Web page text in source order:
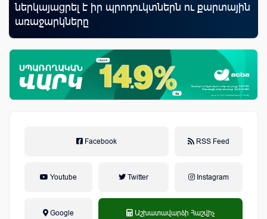
ներկայացրել է իր պրոդուկտներն ու քարտային
առաջարկները
Facebook RSS Feed
Youtube Twitter Instagram
Google Աշխատավարձի Հաշվիչ